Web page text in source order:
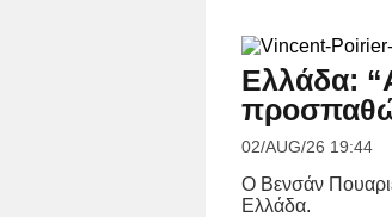
Ελλάδα:
02/AUG/26 19:44
Ο Βενσάν
Ελλάδα.